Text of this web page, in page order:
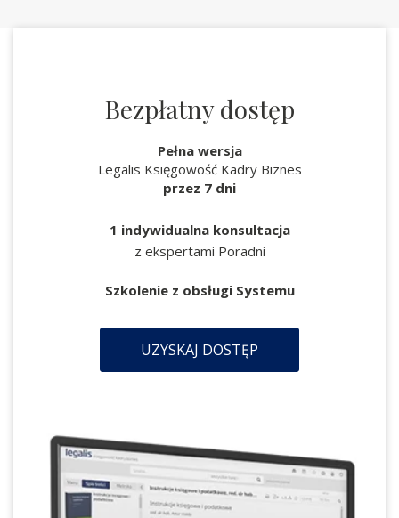
Bezpłatny dostęp
Pełna wersja
Legalis Księgowość Kadry Biznes
przez 7 dni
1 indywidualna konsultacja
z ekspertami Poradni
Szkolenie z obsługi Systemu
UZYSKAJ DOSTĘP